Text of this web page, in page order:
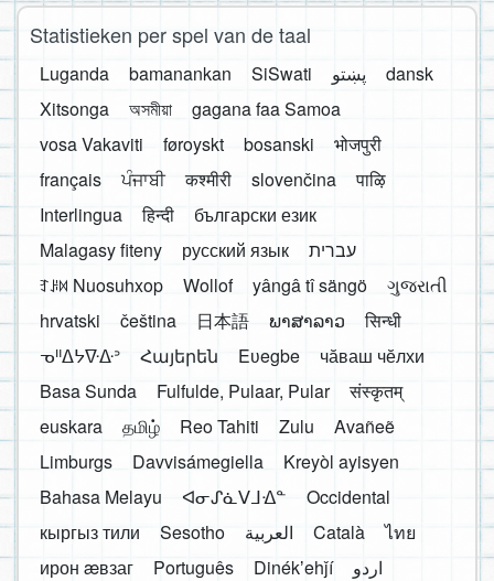
Statistieken per spel van de taal
Luganda bamanankan SiSwati پښتو
dansk
Xitsonga
অসমীয়া
gagana faa Samoa
vosa Vakaviti
føroyskt bosanski
भोजपुरी
français
ਪੰਜਾਬੀ कश्मीरी slovenčina
पाऴि
Interlingua
हिन्दी
български език
Malagasy fiteny
русский язык
עברית
ꆈꌠ꒿ Nuosuhxop
Wollof yângâ tî sängö
ગુજરાતી
hrvatski
čeština 日本語 ພາສາລາວ
सिन्धी
ᓀᐦᐃᔭᐍᐏᐣ
Հայերեն Eʋegbe
чӑваш чӗлхи
Basa Sunda
Fulfulde, Pulaar, Pular
संस्कृतम्
euskara
தமிழ் Reo Tahiti Zulu
Avañeẽ
Limburgs
Davvisámegiella
Kreyòl ayisyen
Bahasa Melayu
ᐊᓂᔑᓈᐯᒧᐎᓐ
Occidental
кыргыз тили
Sesotho العربية Català
ไทย
ирон æвзаг
Português Dinékʼehǰí
اردو